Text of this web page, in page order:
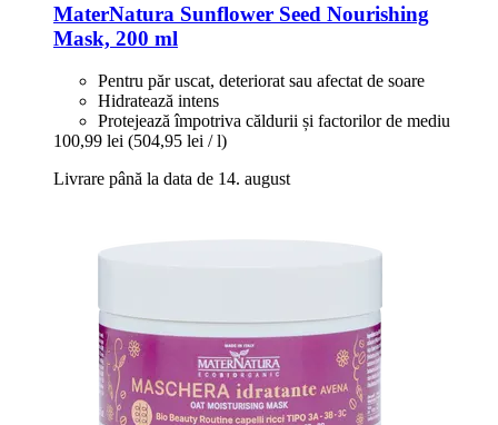
MaterNatura Sunflower Seed Nourishing
Mask, 200 ml
Pentru păr uscat, deteriorat sau afectat de soare
Hidratează intens
Protejează împotriva căldurii și factorilor de mediu
100,99 lei (504,95 lei / l)
Livrare până la data de 14. august